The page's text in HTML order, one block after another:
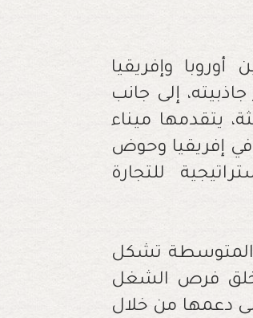
وإفريقيا
إلى جانب
يتقدمها ميناء
في إفريقيا وحوض
للتجارة
والمتوسطة تشكل
خلق فرص الشغل
دعمها من خلال